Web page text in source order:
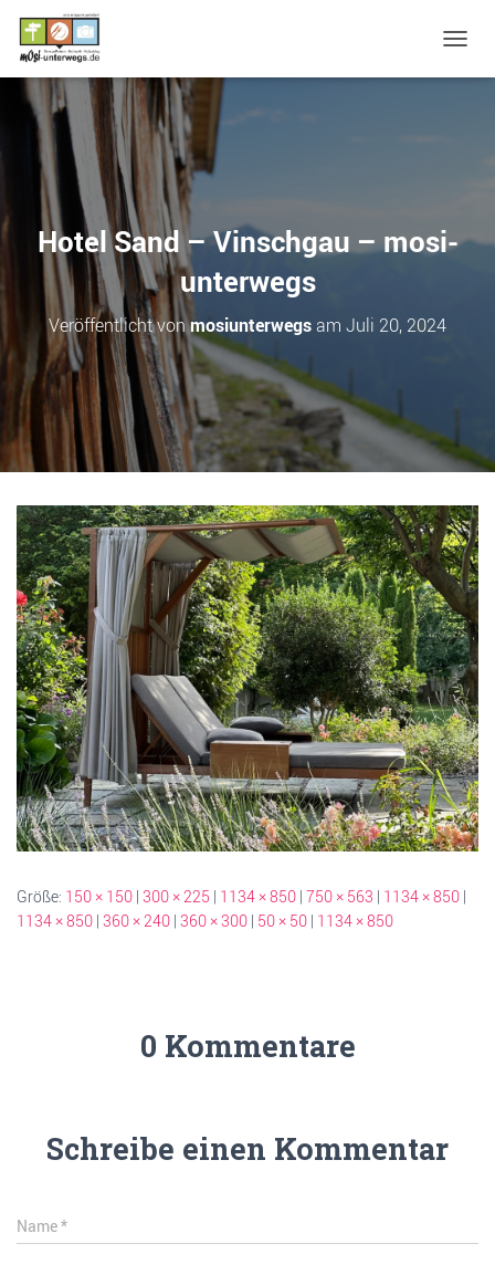
A
N
N
Hotel Sand – Vinschgau – mosi-
unterwegs
Veröffentlicht vonmosiunterwegsam Juli 20, 2024
Größe: 150 × 150 | 300 × 225 | 1134 × 850 | 750 × 563 | 1134 × 850 |
1134 × 850 | 360 × 240 | 360 × 300 | 50 × 50 | 1134 × 850
0 Kommentare
Schreibe einen Kommentar
Name*